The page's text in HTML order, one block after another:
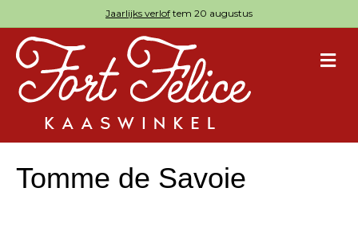
Jaarlijks verlof tem 20 augustus
Tomme de Savoie